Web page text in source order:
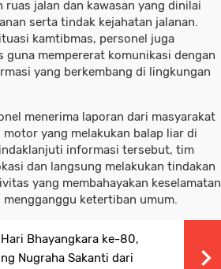
jalan dan kawasan yang dinilai
serta tindak kejahatan jalanan.
kamtibmas, personel juga
guna mempererat komunikasi dengan
yang berkembang di lingkungan
menerima laporan dari masyarakat
yang melakukan balap liar di
informasi tersebut, tim
dan langsung melakukan tindakan
yang membahayakan keselamatan
ketertiban umum.
Bhayangkara ke-80,
Nugraha Sakanti dari